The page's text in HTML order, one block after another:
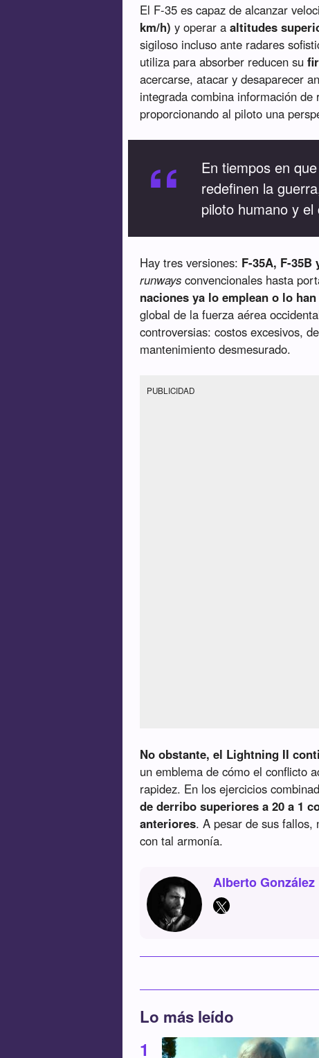
El F-35 es capaz de alcanzar
km/h) y operar aaltitudes
sigiloso incluso ante radares
utiliza para absorber reducen su
acercarse, atacar y desaparecer
integrada combina información
proporcionando al piloto una
“
En tiempos en
redefinen la
piloto humano y
Hay tres versiones: F-35A, F-35B
runways convencionales hasta
naciones ya lo emplean o lo
global de la fuerza aérea
controversias: costos excesivos,
mantenimiento desmesurado.
PUBLICIDAD
No obstante, el Lightning II
un emblema de cómo el conflicto
rapidez. En los ejercicios
de derribo superiores a 20 a 1
anteriores. A pesar de sus fallos,
con tal armonía.
Alberto González
Lo más leído